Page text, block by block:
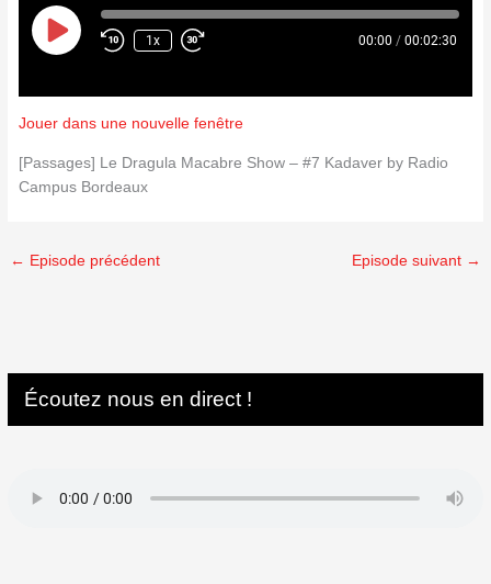
Play
Episode
1x 00:00 / 00:02:30
Jouer dans une nouvelle fenêtre
[Passages] Le Dragula Macabre Show – #7 Kadaver by Radio
Campus Bordeaux
← Episode précédent Episode suivant →
Écoutez nous en direct !